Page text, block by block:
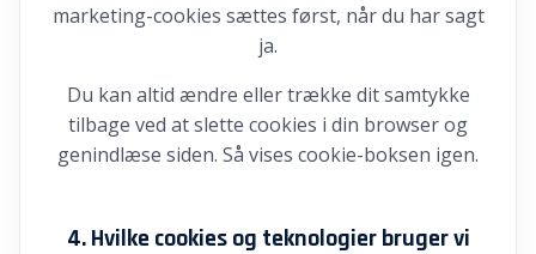
marketing-cookies sættes først, når du har sagt
ja.
Du kan altid ændre eller trække dit samtykke
tilbage ved at slette cookies i din browser og
genindlæse siden. Så vises cookie-boksen igen.
4. Hvilke cookies og teknologier bruger vi